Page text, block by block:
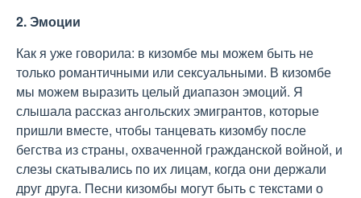
2. Эмоции
Как я уже говорила: в кизомбе мы можем быть не
только романтичными или сексуальными. В кизомбе
мы можем выразить целый диапазон эмоций. Я
слышала рассказ ангольских эмигрантов, которые
пришли вместе, чтобы танцевать кизомбу после
бегства из страны, охваченной гражданской войной, и
слезы скатывались по их лицам, когда они держали
друг друга. Песни кизомбы могут быть с текстами о